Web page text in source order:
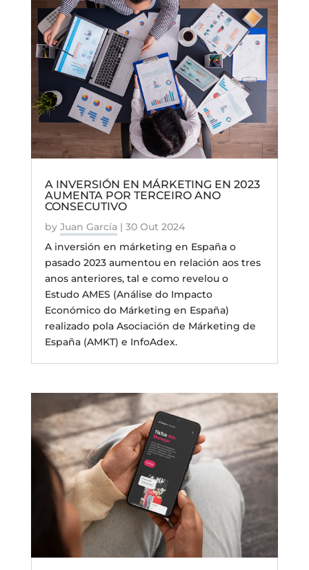
A INVERSIÓN EN MÁRKETING EN 2023
AUMENTA POR TERCEIRO ANO
CONSECUTIVO
by Juan García | 30 Out 2024
A inversión en márketing en España o
pasado 2023 aumentou en relación aos tres
anos anteriores, tal e como revelou o
Estudo AMES (Análise do Impacto
Económico do Márketing en España)
realizado pola Asociación de Márketing de
España (AMKT) e InfoAdex.